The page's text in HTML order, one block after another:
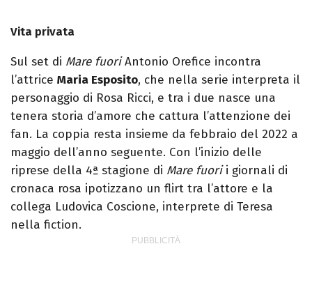
Vita privata
Sul set di Mare fuoriAntonio Orefice incontra
l’attrice Maria Esposito, che nella serie interpreta il
personaggio di Rosa Ricci, e tra i due nasce una
tenera storia d’amore che cattura l’attenzione dei
fan. La coppia resta insieme da febbraio del 2022 a
maggio dell’anno seguente. Con l’inizio delle
riprese della 4ª stagione di Mare fuorii giornali di
cronaca rosa ipotizzano un flirt tra l’attore e la
collega Ludovica Coscione, interprete di Teresa
nella fiction.